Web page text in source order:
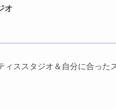
オ
ススタジオ＆自分に合った